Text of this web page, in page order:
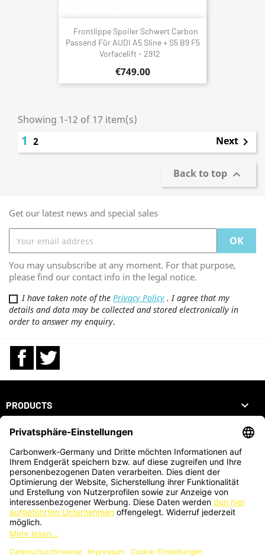
Frontlippe Spoiler Schwert Carbon
Passend Für AUDI A5 Sline + S5 B9 F5
Vorfacelift - 2912
€749.00
Showing 1-12 of 17 item(s)
1 2 Next 
Back to top 
Get our latest news and special sales
You may unsubscribe at any moment. For that purpose,
please find our contact info in the legal notice.
I have taken note of the Privacy Policy . I agree that my
details and data may be collected and stored electronically in
order to answer my enquiry.
Facebook
PRODUCTS 
OUR COMPANY 
YOUR ACCOUNT 
STORE INFORMATION